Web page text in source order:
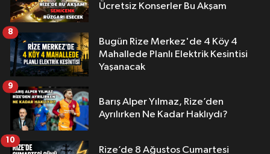
Ücretsiz Konserler Bu Akşam
Bugün Rize Merkez'de 4 Köy 4
Mahallede Planlı Elektrik Kesintisi
Yaşanacak
8
Barış Alper Yılmaz, Rize’den
Ayrılırken Ne Kadar Haklıydı?
9
Rize’de 8 Ağustos Cumartesi
10